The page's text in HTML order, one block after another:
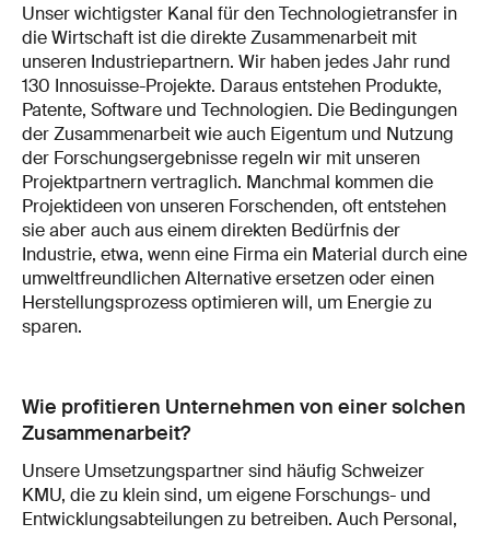
Unser wichtigster Kanal für den Technologietransfer in
die Wirtschaft ist die direkte Zusammenarbeit mit
unseren Industriepartnern. Wir haben jedes Jahr rund
130 Innosuisse-Projekte. Daraus entstehen Produkte,
Patente, Software und Technologien. Die Bedingungen
der Zusammenarbeit wie auch Eigentum und Nutzung
der Forschungsergebnisse regeln wir mit unseren
Projektpartnern vertraglich. Manchmal kommen die
Projektideen von unseren Forschenden, oft entstehen
sie aber auch aus einem direkten Bedürfnis der
Industrie, etwa, wenn eine Firma ein Material durch eine
umweltfreundlichen Alternative ersetzen oder einen
Herstellungsprozess optimieren will, um Energie zu
sparen.
Wie profitieren Unternehmen von einer solchen
Zusammenarbeit?
Unsere Umsetzungspartner sind häufig Schweizer
KMU, die zu klein sind, um eigene Forschungs- und
Entwicklungsabteilungen zu betreiben. Auch Personal,